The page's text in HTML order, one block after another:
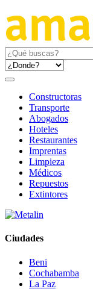
Constructoras
Transporte
Abogados
Hoteles
Restaurantes
Imprentas
Limpieza
Médicos
Repuestos
Extintores
Ciudades
Beni
Cochabamba
La Paz